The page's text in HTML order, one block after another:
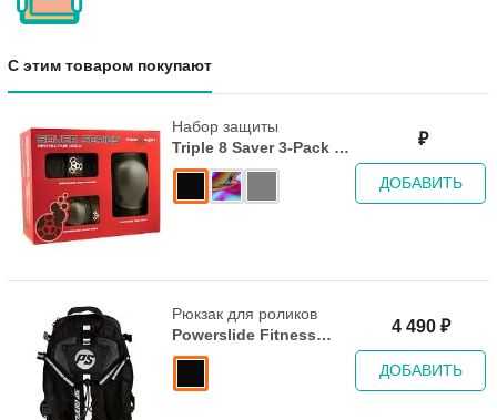
С этим товаром покупают
Набор защиты
Triple 8 Saver 3-Pack -
Black
₽
ДОБАВИТЬ
Рюкзак для роликов
Powerslide Fitness
Backpack - Black
4 490₽
ДОБАВИТЬ